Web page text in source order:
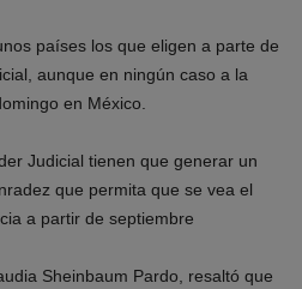
países los que eligen a parte de
aunque en ningún caso a la
en México.
Judicial tienen que generar un
que permita que se vea el
a partir de septiembre
Sheinbaum Pardo, resaltó que